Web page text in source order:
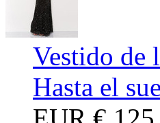
Vestido de
Hasta el